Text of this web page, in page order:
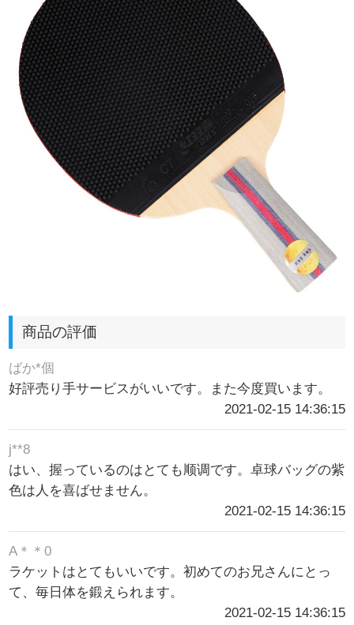
商品の評価
ばか*個
好評売り手サービスがいいです。また今度買います。
2021-02-15 14:36:15
j**8
はい、握っているのはとても顺调です。卓球バッグの紫
色は人を喜ばせません。
2021-02-15 14:36:15
A＊＊0
ラケットはとてもいいです。初めてのお兄さんにとっ
て、毎日体を鍛えられます。
2021-02-15 14:36:15